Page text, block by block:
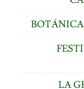
LA